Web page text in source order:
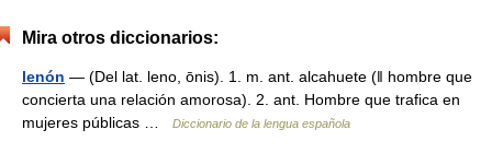
Mira otros diccionarios:
lenón — (Del lat. leno, ōnis). 1. m. ant. alcahuete (ǁ hombre que
concierta una relación amorosa). 2. ant. Hombre que trafica en
mujeres públicas …
Diccionario de la lengua española